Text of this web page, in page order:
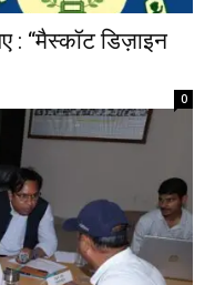
: “मैस्कॉट डिज़ाइन
0